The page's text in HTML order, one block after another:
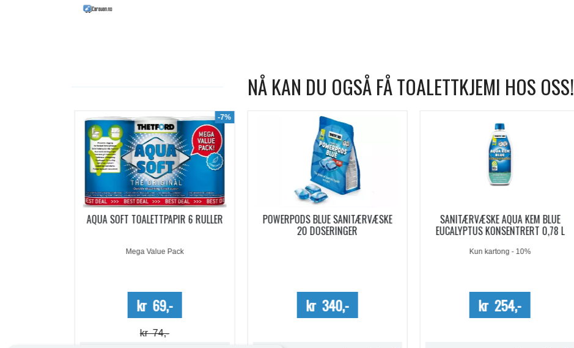
NÅ KAN DU OGSÅ FÅ TOALETTKJEMI HOS OSS!
-7%
AQUA SOFT TOALETTPAPIR 6 RULLER
Mega Value Pack
kr 69,-
kr 74,-
POWERPODS BLUE SANITÆRVÆSKE
20 DOSERINGER
kr 340,-
SANITÆRVÆSKE AQUA KEM BLUE
EUCALYPTUS KONSENTRERT 0,78 L
Kun kartong - 10%
kr 254,-